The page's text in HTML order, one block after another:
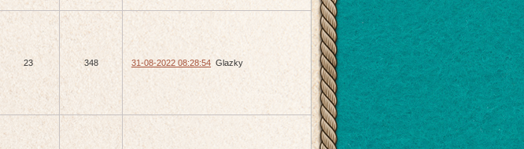
23 348 31-08-2022 08:28:54 Glazky